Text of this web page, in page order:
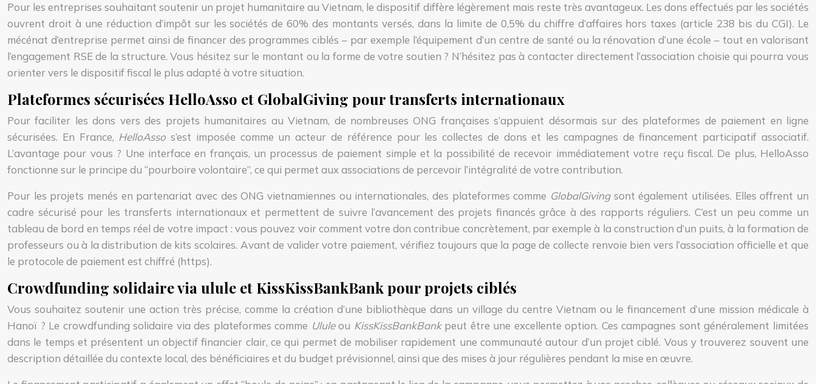
Pour les entreprises souhaitant soutenir un projet humanitaire au Vietnam, le dispositif diffère légèrement mais reste très avantageux. Les dons effectués par les sociétés
ouvrent droit à une réduction d’impôt sur les sociétés de 60% des montants versés, dans la limite de 0,5% du chiffre d’affaires hors taxes (article 238 bis du CGI). Le
mécénat d’entreprise permet ainsi de financer des programmes ciblés – par exemple l’équipement d’un centre de santé ou la rénovation d’une école – tout en valorisant
l’engagement RSE de la structure. Vous hésitez sur le montant ou la forme de votre soutien ? N’hésitez pas à contacter directement l’association choisie qui pourra vous
orienter vers le dispositif fiscal le plus adapté à votre situation.
Plateformes sécurisées HelloAsso et GlobalGiving pour transferts internationaux
Pour faciliter les dons vers des projets humanitaires au Vietnam, de nombreuses ONG françaises s’appuient désormais sur des plateformes de paiement en ligne
sécurisées. En France, HelloAsso s’est imposée comme un acteur de référence pour les collectes de dons et les campagnes de financement participatif associatif.
L’avantage pour vous ? Une interface en français, un processus de paiement simple et la possibilité de recevoir immédiatement votre reçu fiscal. De plus, HelloAsso
fonctionne sur le principe du “pourboire volontaire”, ce qui permet aux associations de percevoir l’intégralité de votre contribution.
Pour les projets menés en partenariat avec des ONG vietnamiennes ou internationales, des plateformes comme GlobalGivingsont également utilisées. Elles offrent un
cadre sécurisé pour les transferts internationaux et permettent de suivre l’avancement des projets financés grâce à des rapports réguliers. C’est un peu comme un
tableau de bord en temps réel de votre impact : vous pouvez voir comment votre don contribue concrètement, par exemple à la construction d’un puits, à la formation de
professeurs ou à la distribution de kits scolaires. Avant de valider votre paiement, vérifiez toujours que la page de collecte renvoie bien vers l’association officielle et que
le protocole de paiement est chiffré (https).
Crowdfunding solidaire via ulule et KissKissBankBank pour projets ciblés
Vous souhaitez soutenir une action très précise, comme la création d’une bibliothèque dans un village du centre Vietnam ou le financement d’une mission médicale à
Hanoï ? Le crowdfunding solidaire via des plateformes comme Ululeou KissKissBankBankpeut être une excellente option. Ces campagnes sont généralement limitées
dans le temps et présentent un objectif financier clair, ce qui permet de mobiliser rapidement une communauté autour d’un projet ciblé. Vous y trouverez souvent une
description détaillée du contexte local, des bénéficiaires et du budget prévisionnel, ainsi que des mises à jour régulières pendant la mise en œuvre.